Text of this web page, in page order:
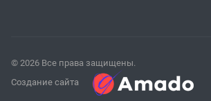
© 2026 Все права защищены.
Создание сайта